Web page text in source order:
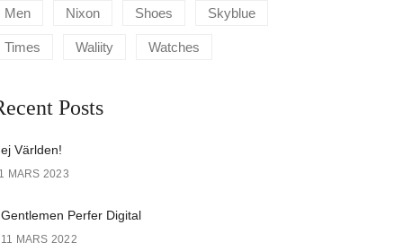
Men Nixon Shoes Skyblue
Times Waliity Watches
Posts
Världen!
MARS 2023
Gentlemen Perfer Digital
11 MARS 2022